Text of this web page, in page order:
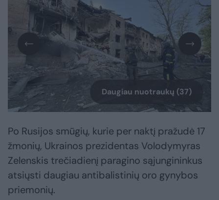
Daugiau nuotraukų (37)
Po Rusijos smūgių, kurie per naktį pražudė 17
žmonių, Ukrainos prezidentas Volodymyras
Zelenskis trečiadienį paragino sąjungininkus
atsiųsti daugiau antibalistinių oro gynybos
priemonių.